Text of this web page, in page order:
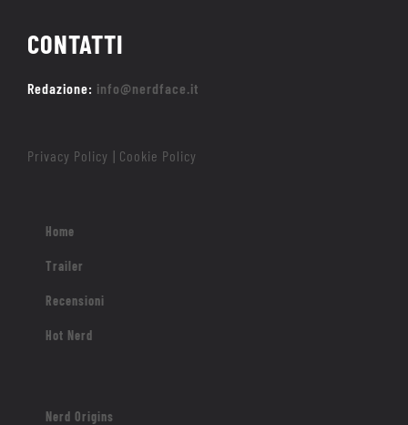
CONTATTI
Redazione: info@nerdface.it
Privacy Policy | Cookie Policy
Home
Trailer
Recensioni
Hot Nerd
Nerd Origins